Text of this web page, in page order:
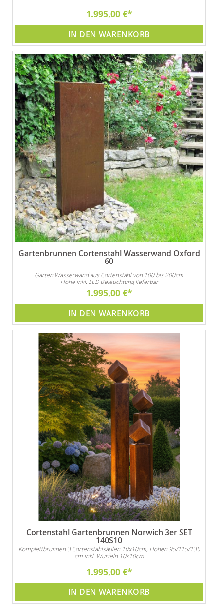
1.995,00 €
IN DEN WARENKORB
Gartenbrunnen Cortenstahl Wasserwand Oxford
60
Garten Wasserwand aus Cortenstahl von 100 bis 200cm
Höhe inkl. LED Beleuchtung lieferbar
1.995,00 €
IN DEN WARENKORB
Cortenstahl Gartenbrunnen Norwich 3er SET
140S10
Komplettbrunnen 3 Cortenstahlsäulen 10x10cm, Höhen 95/115/135
cm inkl. Würfeln 10x10cm
1.995,00 €
IN DEN WARENKORB